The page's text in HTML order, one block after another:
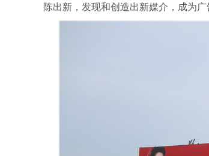
陈出新，发现和创造出新媒介，成为